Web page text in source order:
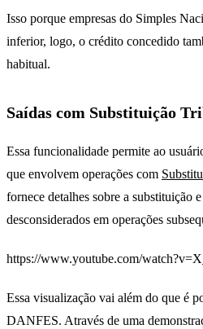
Isso porque empresas do Simples
inferior, logo, o crédito concedido
habitual.
Saídas com Substituição
Essa funcionalidade permite ao
que envolvem operações com
fornece detalhes sobre a substituição
desconsiderados em operações
https://www.youtube.com/
Essa visualização vai além do que é
DANFES. Através de uma